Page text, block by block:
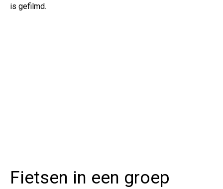
is gefilmd.
Fietsen in een groep